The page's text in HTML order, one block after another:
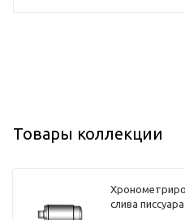
Товары коллекции
слива